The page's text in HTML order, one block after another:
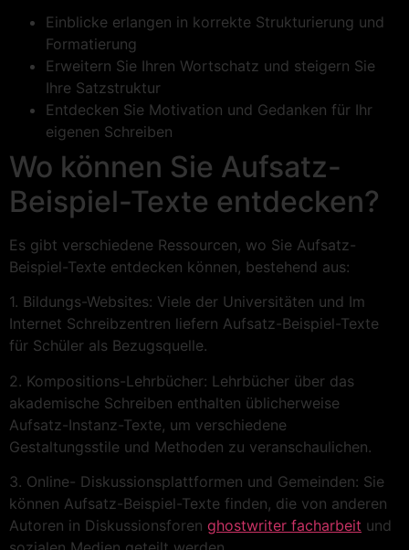
Einblicke erlangen in korrekte Strukturierung und
Formatierung
Erweitern Sie Ihren Wortschatz und steigern Sie
Ihre Satzstruktur
Entdecken Sie Motivation und Gedanken für Ihr
eigenen Schreiben
Wo können Sie Aufsatz-
Beispiel-Texte entdecken?
Es gibt verschiedene Ressourcen, wo Sie Aufsatz-
Beispiel-Texte entdecken können, bestehend aus:
1. Bildungs-Websites: Viele der Universitäten und Im
Internet Schreibzentren liefern Aufsatz-Beispiel-Texte
für Schüler als Bezugsquelle.
2. Kompositions-Lehrbücher: Lehrbücher über das
akademische Schreiben enthalten üblicherweise
Aufsatz-Instanz-Texte, um verschiedene
Gestaltungsstile und Methoden zu veranschaulichen.
3. Online- Diskussionsplattformen und Gemeinden: Sie
können Aufsatz-Beispiel-Texte finden, die von anderen
Autoren in Diskussionsforen ghostwriter facharbeit und